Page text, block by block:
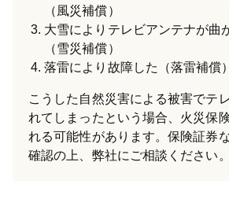
（風災補償）
大雪によりテレビアンテナが曲
（雪災補償）
落雷により故障した（落雷補償）
こうした自然災害による被害でテ
れてしまったという場合、火災保
れる可能性があります。保険証券
確認の上、弊社にご相談ください。